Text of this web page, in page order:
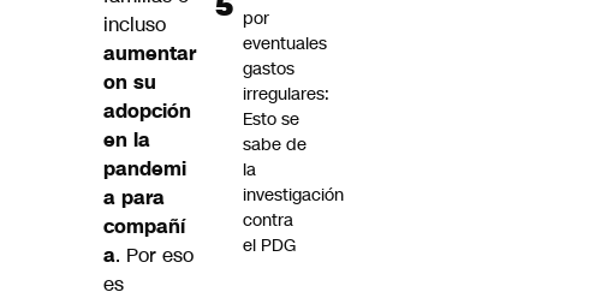
incluso
aumentar
on su
adopción
en la
pandemi
a para
compañí
a. Por eso
es
por
eventuales
gastos
irregulares:
Esto se
sabe de
la
investigación
contra
el PDG